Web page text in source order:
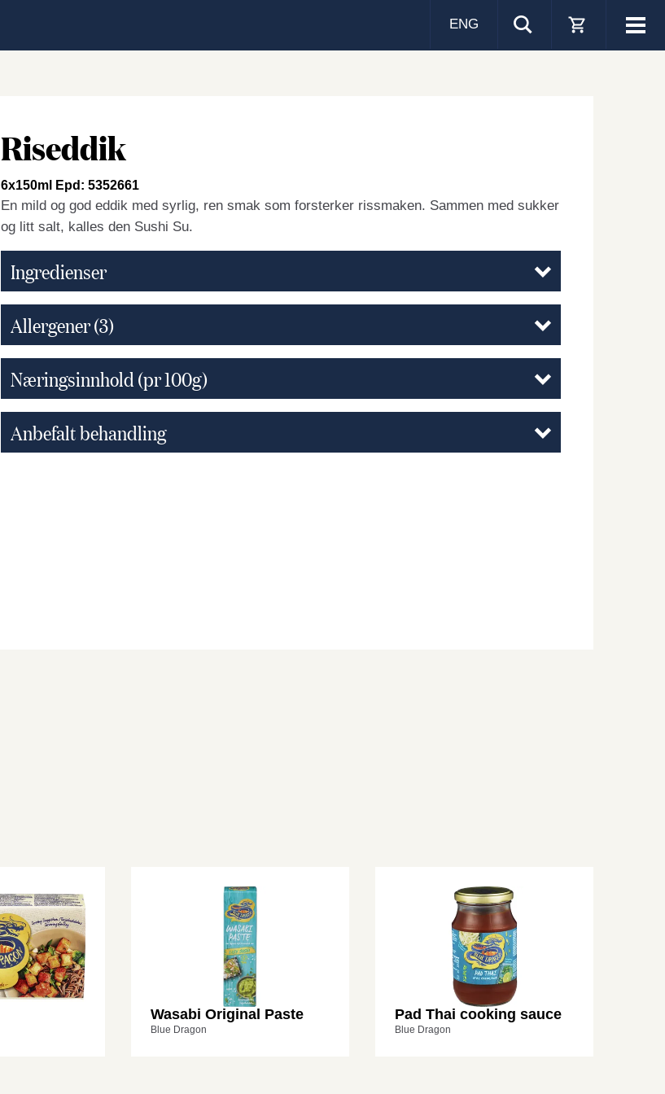
Visa
ENG
Riseddik
6x150ml Epd: 5352661
En mild og god eddik med syrlig, ren smak som forsterker rissmaken. Sammen med sukker
og litt salt, kalles den Sushi Su.
Ingredienser
Allergener(3)
Næringsinnhold (pr 100g)
Anbefalt behandling
Wasabi Original Paste
Blue Dragon
Pad Thai cooking sauce
Blue Dragon